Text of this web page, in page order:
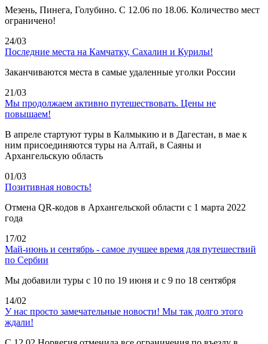
Мезень, Пинега, Голубино. С 12.06 по 18.06. Количество мест
ограничено!
24/03
Последние места на Камчатку, Сахалин и Курилы!
Заканчиваются места в самые удаленные уголки России
21/03
Мы продолжаем активно путешествовать. Цены не
повышаем!
В апреле стартуют туры в Калмыкию и в Дагестан, в мае к
ним присоединяются туры на Алтай, в Саяны и
Архангельскую область
01/03
Позитивная новость!
Отмена QR-кодов в Архангельской области с 1 марта 2022
года
17/02
Май-июнь и сентябрь - самое лучшее время для путешествий
по Сербии
Мы добавили туры с 10 по 19 июня и с 9 по 18 сентября
14/02
У нас просто замечательные новости! Мы так долго этого
ждали!